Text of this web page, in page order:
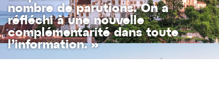
nombre de parutions. On a
réfléchi à une nouvelle
complémentarité dans toute
l’information. »